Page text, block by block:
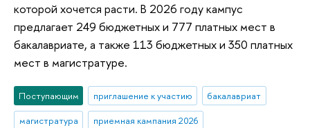
которой хочется расти. В 2026 году кампус
предлагает 249 бюджетных и 777 платных мест в
бакалавриате, а также 113 бюджетных и 350 платных
мест в магистратуре.
Поступающим приглашение к участию
бакалавриат
магистратура
приемная кампания 2026